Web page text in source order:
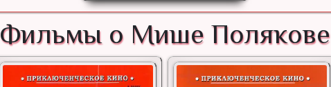
Фильмы о Мише Полякове